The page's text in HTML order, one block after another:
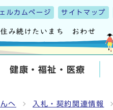
ルカムページ サイトマップ
健康・福祉・医療
へ 入札・契約関連情報